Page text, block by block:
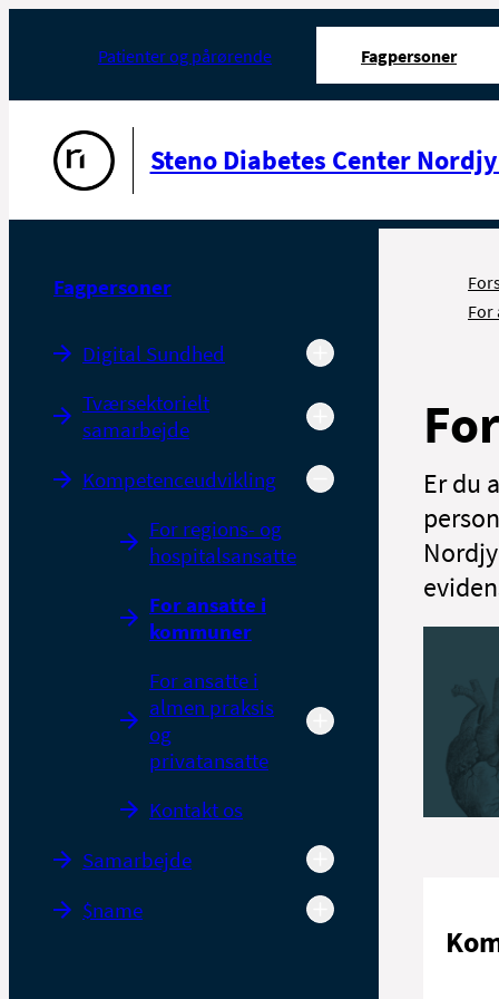
Patienter og pårørende Fagpersoner
Steno Diabetes Center
Fagpersoner
Digital Sundhed
Tværsektorielt
samarbejde
Kompetenceudvikling
For regions- og
hospitalsansatte
For ansatte i
kommuner
For ansatte i
almen praksis
og
privatansatte
Kontakt os
Samarbejde
$name
For
Er du